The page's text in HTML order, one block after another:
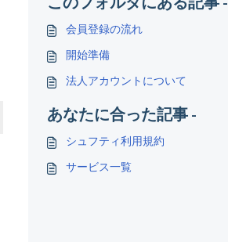
会員登録の流れ
開始準備
法人アカウントについて
あなたに合った記事 -
シュフティ利用規約
サービス一覧